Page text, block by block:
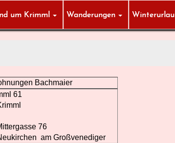
um Krimml Wanderungen
Bachmaier
61
76
am Großvenediger